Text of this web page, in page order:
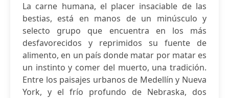
La carne humana, el placer insaciable de las
bestias, está en manos de un minúsculo y
selecto grupo que encuentra en los más
desfavorecidos y reprimidos su fuente de
alimento, en un país donde matar por matar es
un instinto y comer del muerto, una tradición.
Entre los paisajes urbanos de Medellín y Nueva
York, y el frío profundo de Nebraska, dos